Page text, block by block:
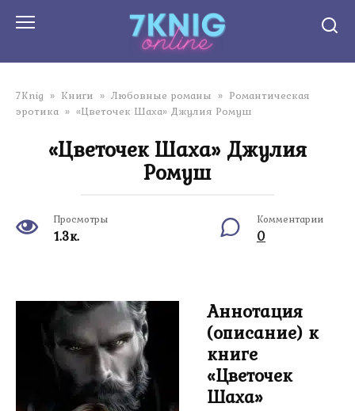
7Knig » Книги » Любовные романы » Романтическая
эротика » «Цветочек Шаха» Джулия Ромуш
«Цветочек Шаха» Джулия
Ромуш
Просмотры
1.3к.
Комментарии
0
Аннотация
(описание) к
книге
«Цветочек
Шаха»